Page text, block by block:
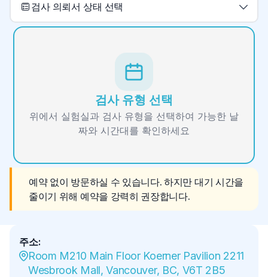
검사 의뢰서 상태 선택
검사 유형 선택
위에서 실험실과 검사 유형을 선택하여 가능한 날
짜와 시간대를 확인하세요
예약 없이 방문하실 수 있습니다. 하지만 대기 시간을
줄이기 위해 예약을 강력히 권장합니다.
주소:
Room M210 Main Floor Koerner Pavilion 2211
Wesbrook Mall, Vancouver, BC, V6T 2B5